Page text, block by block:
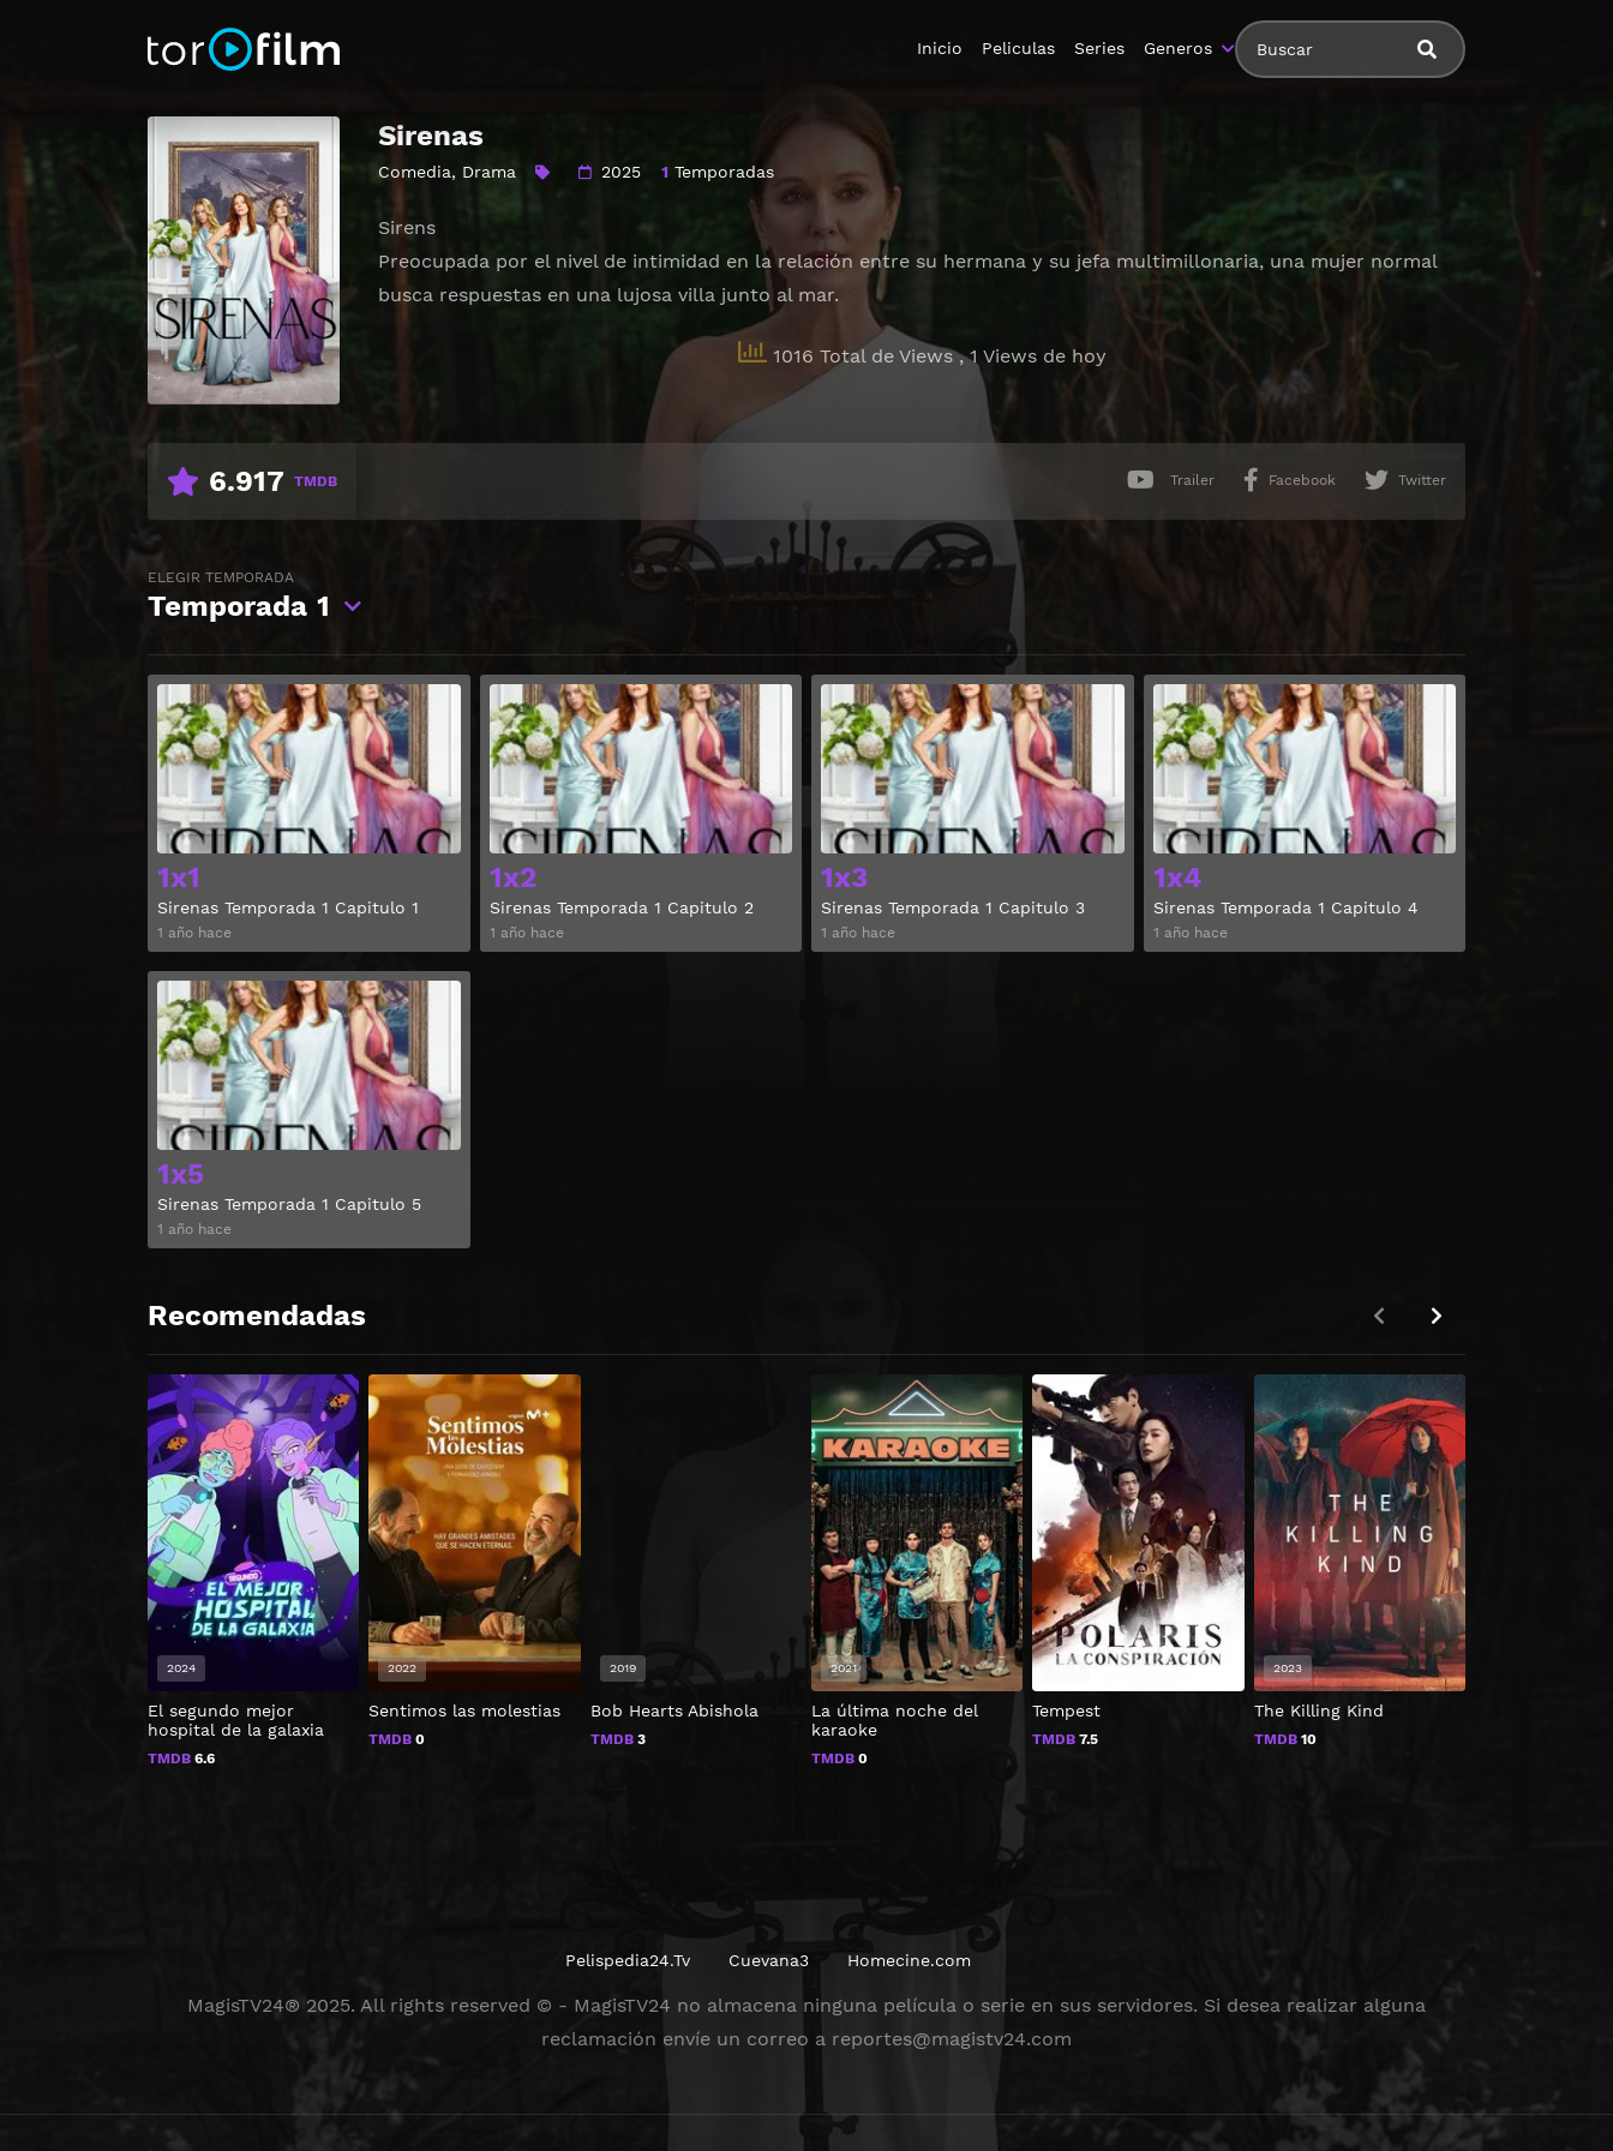
Inicio Peliculas Series Generos
Sirenas
Comedia, Drama 2025 1Temporadas
Sirens
Preocupada por el nivel de intimidad en la relación entre su hermana y su jefa multimillonaria, una mujer normal
busca respuestas en una lujosa villa junto al mar.
1016 Total de Views, 1 Views de hoy
6.917 TMDB Trailer Facebook Twitter
ELEGIR TEMPORADA
Temporada 1
1x1
Sirenas Temporada 1 Capitulo 1
1 año hace
Ver
1x2
Sirenas Temporada 1 Capitulo 2
1 año hace
Ver
1x3
Sirenas Temporada 1 Capitulo 3
1 año hace
Ver
1x4
Sirenas Temporada 1 Capitulo 4
1 año hace
1x5
Sirenas Temporada 1 Capitulo 5
1 año hace
Recomendadas
El segundo mejor
hospital de la galaxia
TMDB 6.6
2024
Sentimos las molestias
TMDB 0
2022
Bob Hearts Abishola
TMDB3
2019
La última noche del
karaoke
TMDB0
2021
Tempest
TMDB 7.5
2025
The Killing Kind
TMDB10
2023
Pelispedia24.Tv Cuevana3 Homecine.com
MagisTV24® 2025. All rights reserved © - MagisTV24 no almacena ninguna película o serie en sus servidores. Si desea realizar alguna
reclamación envíe un correo a reportes@magistv24.com